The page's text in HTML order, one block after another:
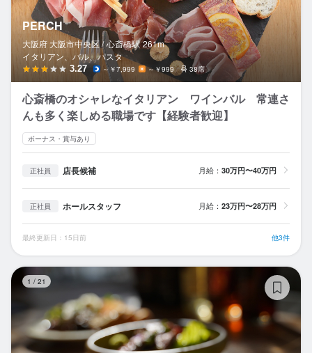
PERCH
大阪府 大阪市中央区 / 心斎橋駅 261m
イタリアン、バル、パスタ
3.27 ～￥7,999 ～￥999 38席
心斎橋のオシャレなイタリアン ワインバル 常連さ
んも多く楽しめる職場です【経験者歓迎】
ボーナス・賞与あり
正社員 店長候補 月給： 30万円〜40万円
正社員 ホールスタッフ 月給： 23万円〜28万円
最終更新日：15日前 他3件
1 / 21